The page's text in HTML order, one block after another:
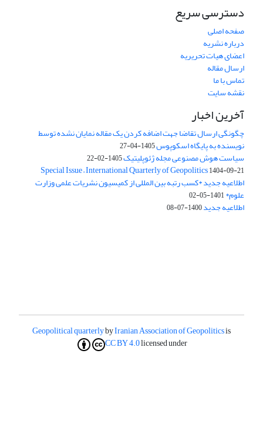
دسترسی سریع
صفحه اصلی
درباره نشریه
اعضای هیات تحریریه
ارسال مقاله
تماس با ما
نقشه سایت
آخرین اخبار
چگونگی ارسال تقاضا جهت اضافه کردن یک مقاله نمایان نشده توسط
نویسنده به پایگاه اسکوپوس1405-04-27
سیاست هوش مصنوعی مجله ژئوپلیتیک1405-02-22
Special Issue – International Quarterly of Geopolitics1404-09-21
اطلاعیه جدید *کسب رتبه بین المللی از کمیسیون نشریات علمی وزارت
علوم*1401-05-02
اطلاعیه جدید1400-07-08
Geopolitical quarterlybyIranian Association of Geopoliticsis
licensed under
CC BY 4.0